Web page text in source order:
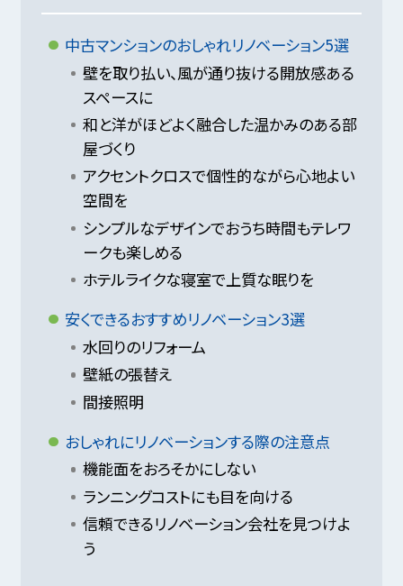
中古マンションのおしゃれリノベーション5選
壁を取り払い、風が通り抜ける開放感ある
スペースに
和と洋がほどよく融合した温かみのある部
屋づくり
アクセントクロスで個性的ながら心地よい
空間を
シンプルなデザインでおうち時間もテレワ
ークも楽しめる
ホテルライクな寝室で上質な眠りを
安くできるおすすめリノベーション3選
水回りのリフォーム
壁紙の張替え
間接照明
おしゃれにリノベーションする際の注意点
機能面をおろそかにしない
ランニングコストにも目を向ける
信頼できるリノベーション会社を見つけよ
う